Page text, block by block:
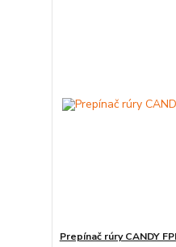
Prepínač rúry CANDY